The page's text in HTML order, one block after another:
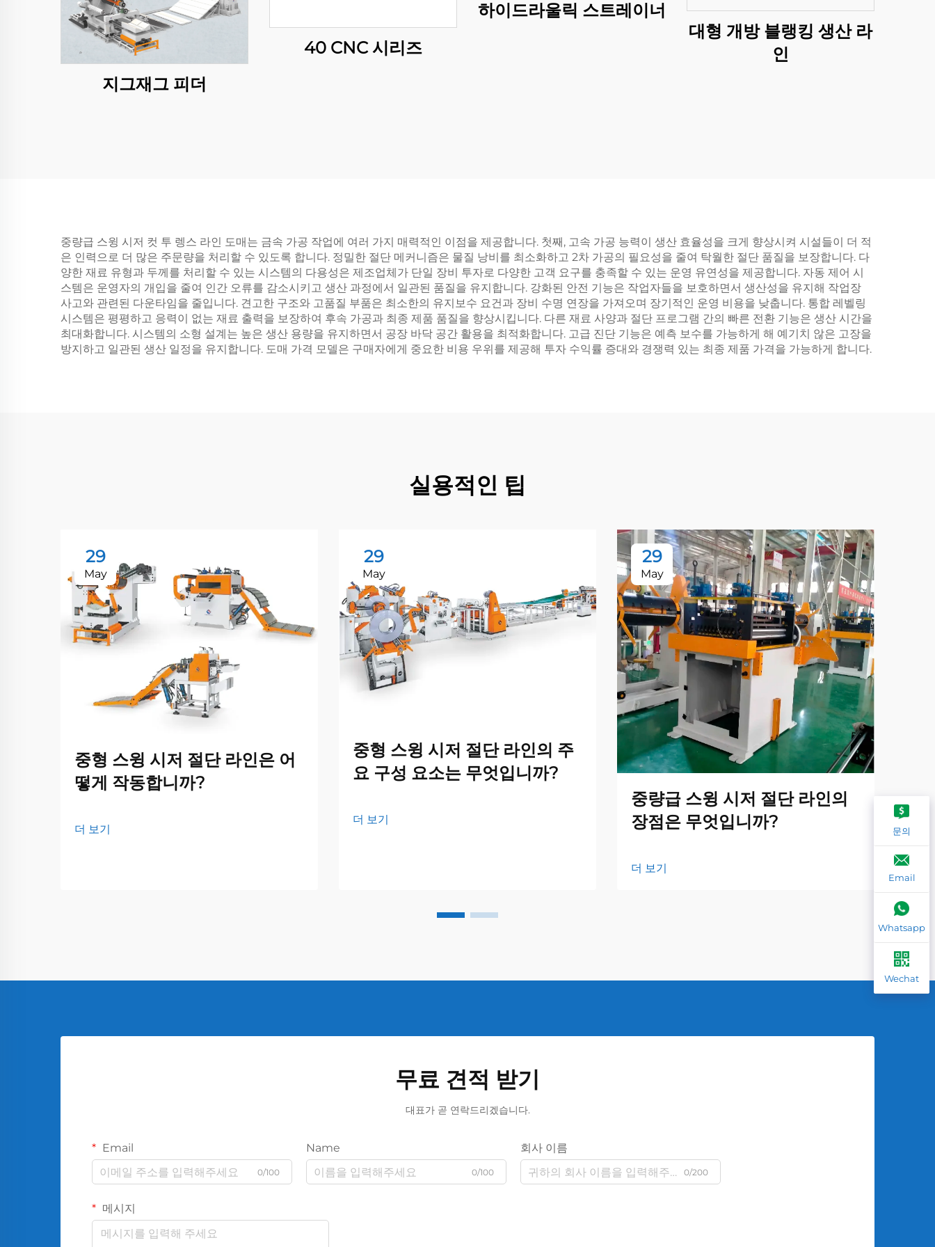
지그재그 피더
40 CNC 시리즈
하이드라울릭 스트레이너
대형 개방 블랭킹 생산 라
인
중량급 스윙 시저 컷 투 렝스 라인 도매는 금속 가공 작업에 여러 가지 매력적인 이점을 제공합니다. 첫째, 고속 가공 능력이 생산 효율성을 크게 향상시켜 시설들이 더 적
은 인력으로 더 많은 주문량을 처리할 수 있도록 합니다. 정밀한 절단 메커니즘은 물질 낭비를 최소화하고 2차 가공의 필요성을 줄여 탁월한 절단 품질을 보장합니다. 다
양한 재료 유형과 두께를 처리할 수 있는 시스템의 다용성은 제조업체가 단일 장비 투자로 다양한 고객 요구를 충족할 수 있는 운영 유연성을 제공합니다. 자동 제어 시
스템은 운영자의 개입을 줄여 인간 오류를 감소시키고 생산 과정에서 일관된 품질을 유지합니다. 강화된 안전 기능은 작업자들을 보호하면서 생산성을 유지해 작업장
사고와 관련된 다운타임을 줄입니다. 견고한 구조와 고품질 부품은 최소한의 유지보수 요건과 장비 수명 연장을 가져오며 장기적인 운영 비용을 낮춥니다. 통합 레벨링
시스템은 평평하고 응력이 없는 재료 출력을 보장하여 후속 가공과 최종 제품 품질을 향상시킵니다. 다른 재료 사양과 절단 프로그램 간의 빠른 전환 기능은 생산 시간을
최대화합니다. 시스템의 소형 설계는 높은 생산 용량을 유지하면서 공장 바닥 공간 활용을 최적화합니다. 고급 진단 기능은 예측 보수를 가능하게 해 예기치 않은 고장을
방지하고 일관된 생산 일정을 유지합니다. 도매 가격 모델은 구매자에게 중요한 비용 우위를 제공해 투자 수익률 증대와 경쟁력 있는 최종 제품 가격을 가능하게 합니다.
실용적인 팁
29
May
중형 스윙 시저 절단 라인은 어
떻게 작동합니까?
더 보기
29
May
중형 스윙 시저 절단 라인의 주
요 구성 요소는 무엇입니까?
더 보기
29
May
중량급 스윙 시저 절단 라인의
장점은 무엇입니까?
더 보기
무료 견적 받기
대표가 곧 연락드리겠습니다.
Email
0/100
Name
0/100
회사 이름
0/200
메시지
문의
Email
Whatsapp
Wechat